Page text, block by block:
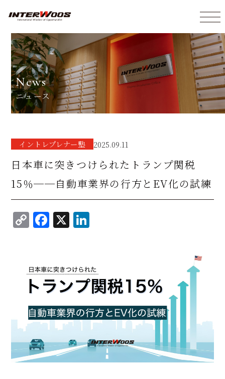
news
ニュース
イントレプレナー塾 2025.09.11
日本車に突きつけられたトランプ関税
15％──自動車業界の行方とEV化の試練
C
o
y
Li
n
k
F
a
e
b
o
o
k
X
e
d
I
n